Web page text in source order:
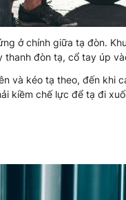
ở chính giữa tạ đòn.
đòn tạ, cổ tay úp
và kéo tạ theo, đến khi
kiềm chế lực để tạ đi